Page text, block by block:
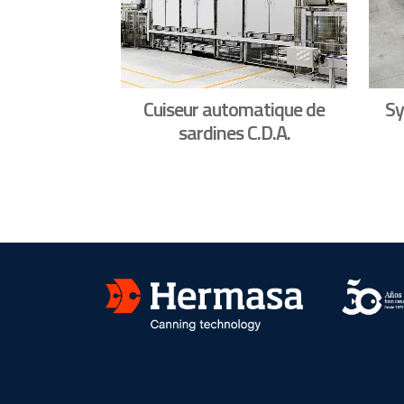
Cuiseur automatique de
sardines C.D.A.